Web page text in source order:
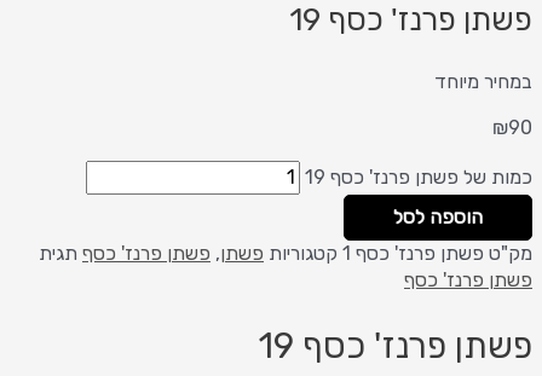
פשתן פרנז' כסף 19
במחיר מיוחד
₪90
כמות של פשתן פרנז' כסף 19
הוספה לסל
מק"ט פשתן פרנז' כסף 1 קטגוריות פשתן, פשתן פרנז' כסף תגית
פשתן פרנז' כסף
פשתן פרנז' כסף 19